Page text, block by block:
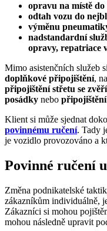
opravu na místě
odtah vozu do
výměnu
nadstandardní
opravy, repatriace
Mimo asistenčních služeb
doplňkové připojištění,
připojištění střetu se zvěří
posádky nebo připojištění
Klient si může sjednat
povinnému ručení. Tady
je vozidlo provozováno a
Povinné ručení
Změna podnikatelské
zákazníkům individuálně,
Zákazníci si mohou
mohou následně upravit